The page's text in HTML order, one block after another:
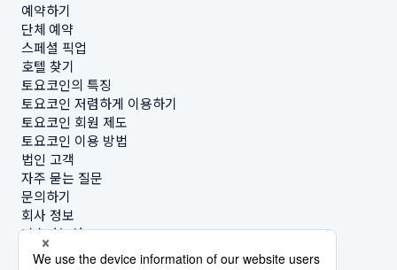
예약하기
단체 예약
스페셜 픽업
호텔 찾기
토요코인의 특징
토요코인 저렴하게 이용하기
토요코인 회원 제도
토요코인 이용 방법
법인 고객
자주 묻는 질문
문의하기
회사 정보
지속가능성